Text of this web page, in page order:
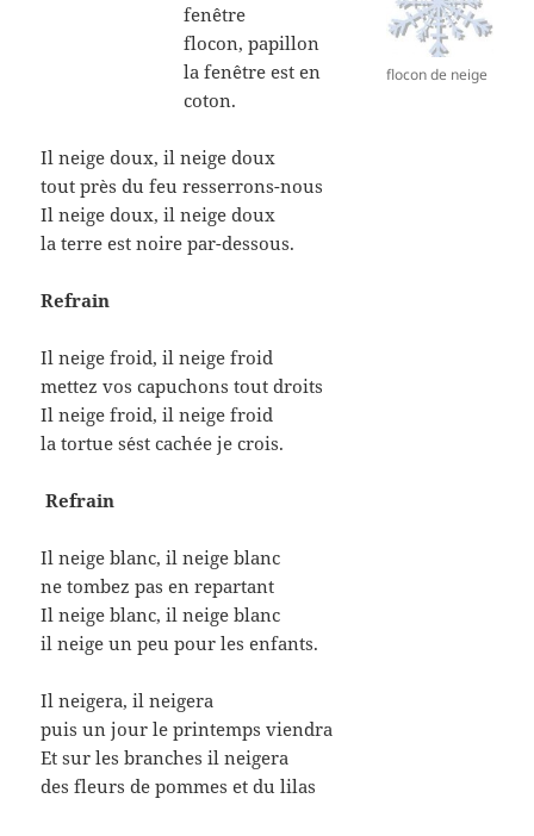
flocon de neige
fenêtre
flocon, papillon
la fenêtre est en
coton.
Il neige doux, il neige doux
tout près du feu resserrons-nous
Il neige doux, il neige doux
la terre est noire par-dessous.
Refrain
Il neige froid, il neige froid
mettez vos capuchons tout droits
Il neige froid, il neige froid
la tortue s´est cachée je crois.
Refrain
Il neige blanc, il neige blanc
ne tombez pas en repartant
Il neige blanc, il neige blanc
il neige un peu pour les enfants.
Il neigera, il neigera
puis un jour le printemps viendra
Et sur les branches il neigera
des fleurs de pommes et du lilas